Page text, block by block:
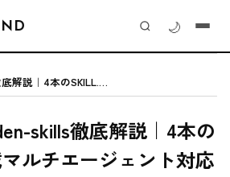
🌙
ConardLi garden-skills徹底解説｜4本のSKILL.m...
skills徹底解説｜4本の
ルチエージェント対応